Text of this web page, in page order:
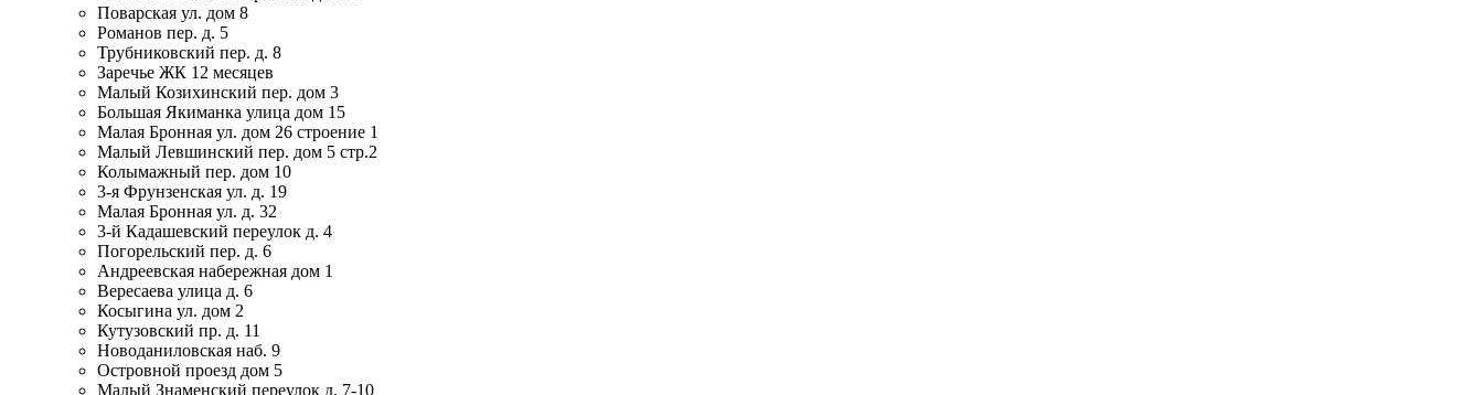
Поварская ул. дом 8
Романов пер. д. 5
Трубниковский пер. д. 8
Заречье ЖК 12 месяцев
Малый Козихинский пер. дом 3
Большая Якиманка улица дом 15
Малая Бронная ул. дом 26 строение 1
Малый Левшинский пер. дом 5 стр.2
Колымажный пер. дом 10
3-я Фрунзенская ул. д. 19
Малая Бронная ул. д. 32
3-й Кадашевский переулок д. 4
Погорельский пер. д. 6
Андреевская набережная дом 1
Вересаева улица д. 6
Косыгина ул. дом 2
Кутузовский пр. д. 11
Новоданиловская наб. 9
Островной проезд дом 5
Малый Знаменский переулок д. 7-10